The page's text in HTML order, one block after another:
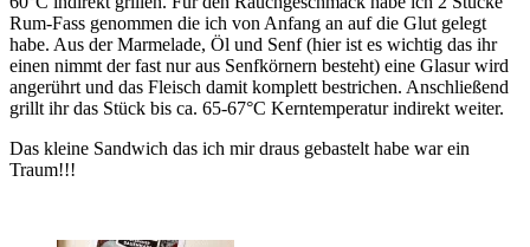
Rum-Fass genommen die ich von Anfang an auf die Glut gelegt
habe. Aus der Marmelade, Öl und Senf (hier ist es wichtig das ihr
einen nimmt der fast nur aus Senfkörnern besteht) eine Glasur wird
angerührt und das Fleisch damit komplett bestrichen. Anschließend
grillt ihr das Stück bis ca. 65-67°C Kerntemperatur indirekt weiter.
Das kleine Sandwich das ich mir draus gebastelt habe war ein
Traum!!!